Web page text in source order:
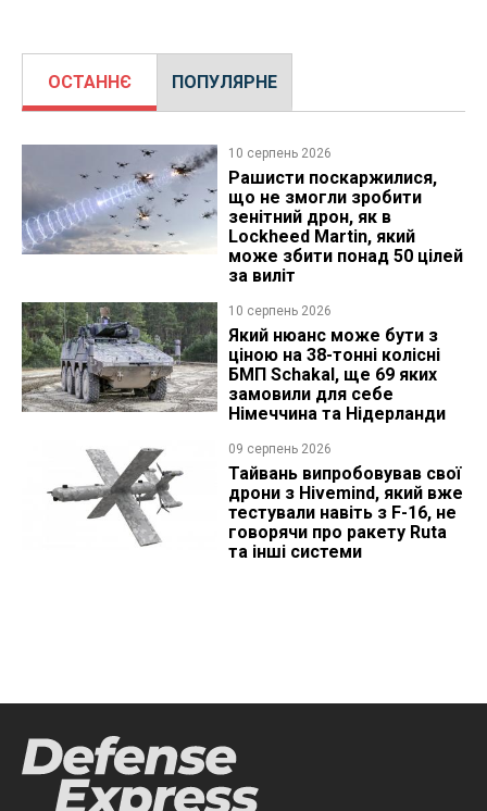
ОСТАННЄ ПОПУЛЯРНЕ
10 серпень 2026
Рашисти поскаржилися,
що не змогли зробити
зенітний дрон, як в
Lockheed Martin, який
може збити понад 50 цілей
за виліт
10 серпень 2026
Який нюанс може бути з
ціною на 38-тонні колісні
БМП Schakal, ще 69 яких
замовили для себе
Німеччина та Нідерланди
09 серпень 2026
Тайвань випробовував свої
дрони з Hivemind, який вже
тестували навіть з F-16, не
говорячи про ракету Ruta
та інші системи